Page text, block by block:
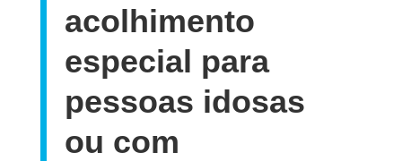
acolhimento
especial para
pessoas idosas
ou com